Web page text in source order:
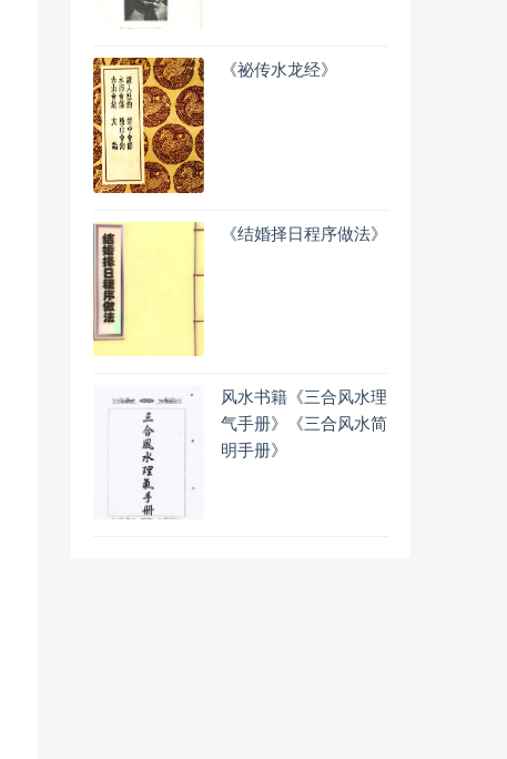
《祕传水龙经》
《结婚择日程序做法》
风水书籍《三合风水理
气手册》《三合风水简
明手册》